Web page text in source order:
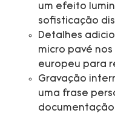
um efeito
sofisticação
Detalhes
micro pavé
europeu para
Gravação
uma frase